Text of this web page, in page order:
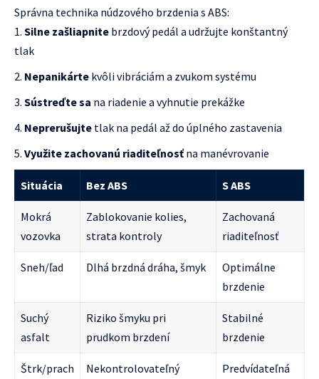
Správna technika núdzového brzdenia s ABS:
Silne zašliapnite brzdový pedál a udržujte konštantný
tlak
Nepanikárte kvôli vibráciám a zvukom systému
Sústreďte sa na riadenie a vyhnutie prekážke
Neprerušujte tlak na pedál až do úplného zastavenia
Využite zachovanú riaditeľnosť na manévrovanie
Situácia Bez ABS S ABS
Mokrá
vozovka
Zablokovanie kolies,
strata kontroly
Zachovaná
riaditeľnosť
Sneh/ľad Dlhá brzdná dráha, šmyk
Optimálne
brzdenie
Suchý
asfalt
Riziko šmyku pri
prudkom brzdení
Stabilné
brzdenie
Štrk/prach
Nekontrolovateľný
Predvídateľná